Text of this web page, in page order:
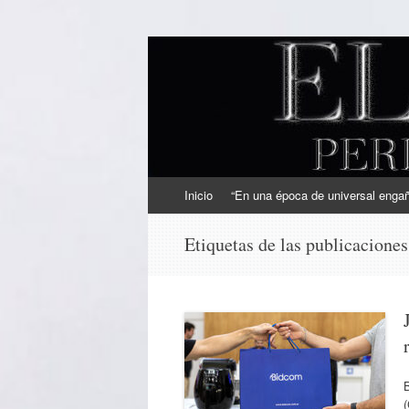
EL SINDICAL
Periodismo Inteligente
al
Inicio “En una época de universal
Etiquetas de las